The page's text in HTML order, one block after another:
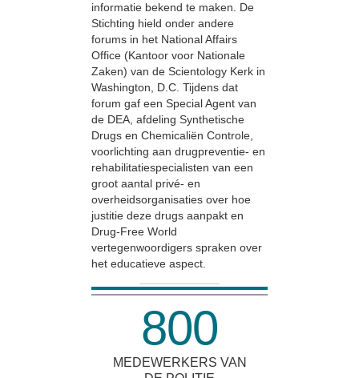
informatie bekend te maken. De
Stichting hield onder andere
forums in het National Affairs
Office (Kantoor voor Nationale
Zaken) van de Scientology Kerk in
Washington, D.C. Tijdens dat
forum gaf een Special Agent van
de DEA, afdeling Synthetische
Drugs en Chemicaliën Controle,
voorlichting aan drugpreventie- en
rehabilitatiespecialisten van een
groot aantal privé- en
overheidsorganisaties over hoe
justitie deze drugs aanpakt en
Drug-Free World
vertegenwoordigers spraken over
het educatieve aspect.
800
MEDEWERKERS VAN